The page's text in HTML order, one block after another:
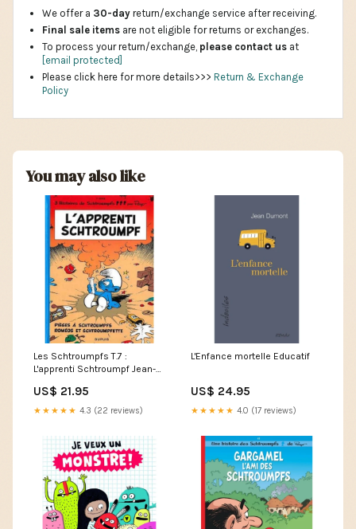
We offer a 30-day return/exchange service after receiving.
Final sale items are not eligible for returns or exchanges.
To process your return/exchange, please contact us at
[email protected]
Please click here for more details>>> Return & Exchange
Policy
You may also like
Les Schtroumpfs T.7 :
L'apprenti Schtroumpf Jean-
US$ 21.95
★★★★★ 4.3 (22 reviews)
L'Enfance mortelle Educatif
US$ 24.95
★★★★★ 4.0 (17 reviews)